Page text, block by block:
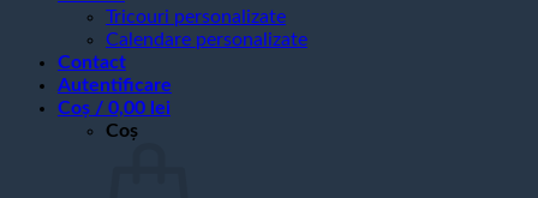
Tricouri personalizate
Calendare personalizate
Contact
Autentificare
Coș / 0,00 lei
Coș